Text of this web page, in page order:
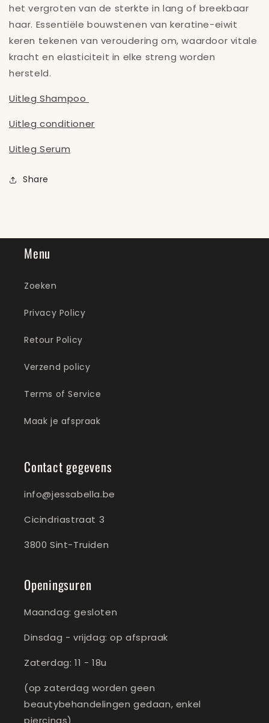
het vergroten van de sterkte in lang of breekbaar
haar. Essentiële bouwstenen van keratine-eiwit
keren tekenen van veroudering om, waardoor vitale
kracht en elasticiteit in elke streng worden
hersteld.
Uitleg Shampoo
Uitleg conditioner
Uitleg Serum
Share
Menu
Zoeken
Privacy Policy
Retour Policy
Verzend policy
Terms of Service
Maak je afspraak
Contact gegevens
info@jessabella.be
Cicindriastraat 3
3800 Sint-Truiden
Openingsuren
Maandag: gesloten
Dinsdag - vrijdag: op afspraak
Zaterdag: 11 - 18u
(op zaterdag worden geen
beautybehandelingen gedaan, enkel
piercings)